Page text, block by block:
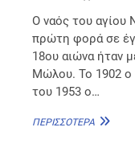
Ο ναός του αγίου
πρώτη φορά σε
18ου αιώνα ήταν
Μώλου. Το 1902 ο
του 1953 ο…
ΠΕΡΙΣΣΌΤΕΡΑ ΆΓΙΟΣ